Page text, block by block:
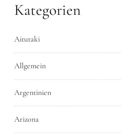
Kategorien
Aitutaki
Allgemein
Argentinien
Arizona